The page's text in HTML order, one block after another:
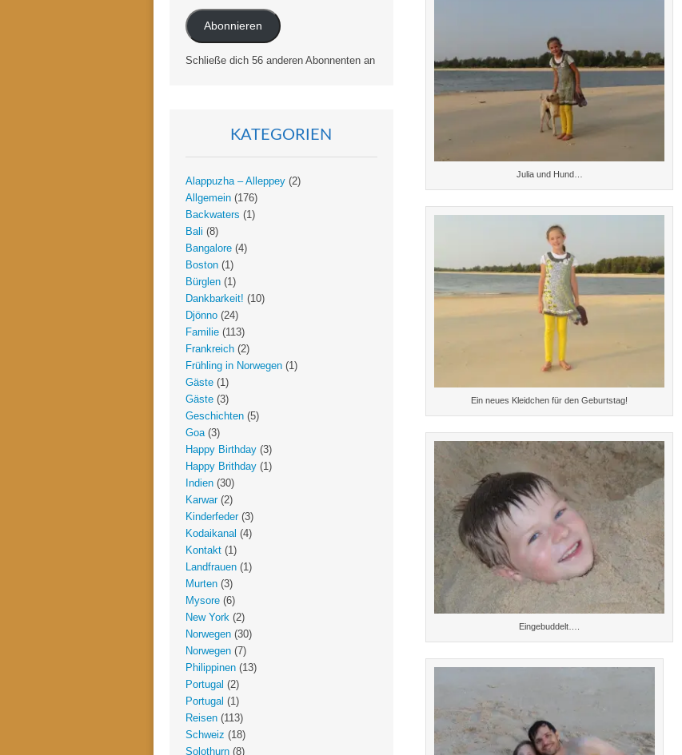
Julia und Hund…
Ein neues Kleidchen für den Geburtstag!
Eingebuddelt….
Adresse
Abonnieren
Schließe dich 56 anderen Abonnenten an
KATEGORIEN
Alappuzha – Alleppey (2)
Allgemein (176)
Backwaters (1)
Bali (8)
Bangalore (4)
Boston (1)
Bürglen (1)
Dankbarkeit! (10)
Djönno (24)
Familie (113)
Frankreich (2)
Frühling in Norwegen (1)
Gäste (1)
Gäste (3)
Geschichten (5)
Goa(3)
Happy Birthday (3)
Happy Brithday (1)
Indien (30)
Karwar(2)
Kinderfeder(3)
Kodaikanal (4)
Kontakt (1)
Landfrauen (1)
Murten (3)
Mysore (6)
New York (2)
Norwegen (30)
Norwegen (7)
Philippinen (13)
Portugal (2)
Portugal (1)
Reisen (113)
Schweiz (18)
Solothurn (8)